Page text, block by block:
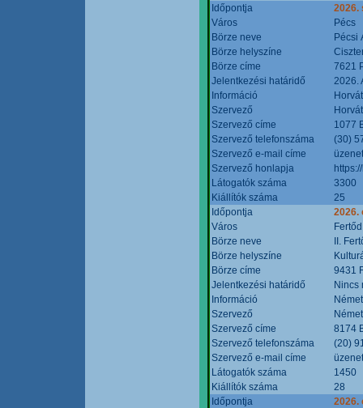
Időpontja
2026.
Város
Pécs
Börze neve
Pécsi
Börze helyszíne
Börze címe
7621
Jelentkezési határidő
2026.
Információ
Szervező
Szervező címe
1077
Szervező telefonszáma
(30)
Szervező e-mail címe
Szervező honlapja
Látogatók száma
3300
Kiállítók száma
25
Időpontja
2026.
Város
Fertőd
Börze neve
II.
Börze helyszíne
Börze címe
9431
Jelentkezési határidő
Nincs
Információ
Szervező
Szervező címe
8174
Szervező telefonszáma
(20)
Szervező e-mail címe
Látogatók száma
1450
Kiállítók száma
28
Időpontja
2026.